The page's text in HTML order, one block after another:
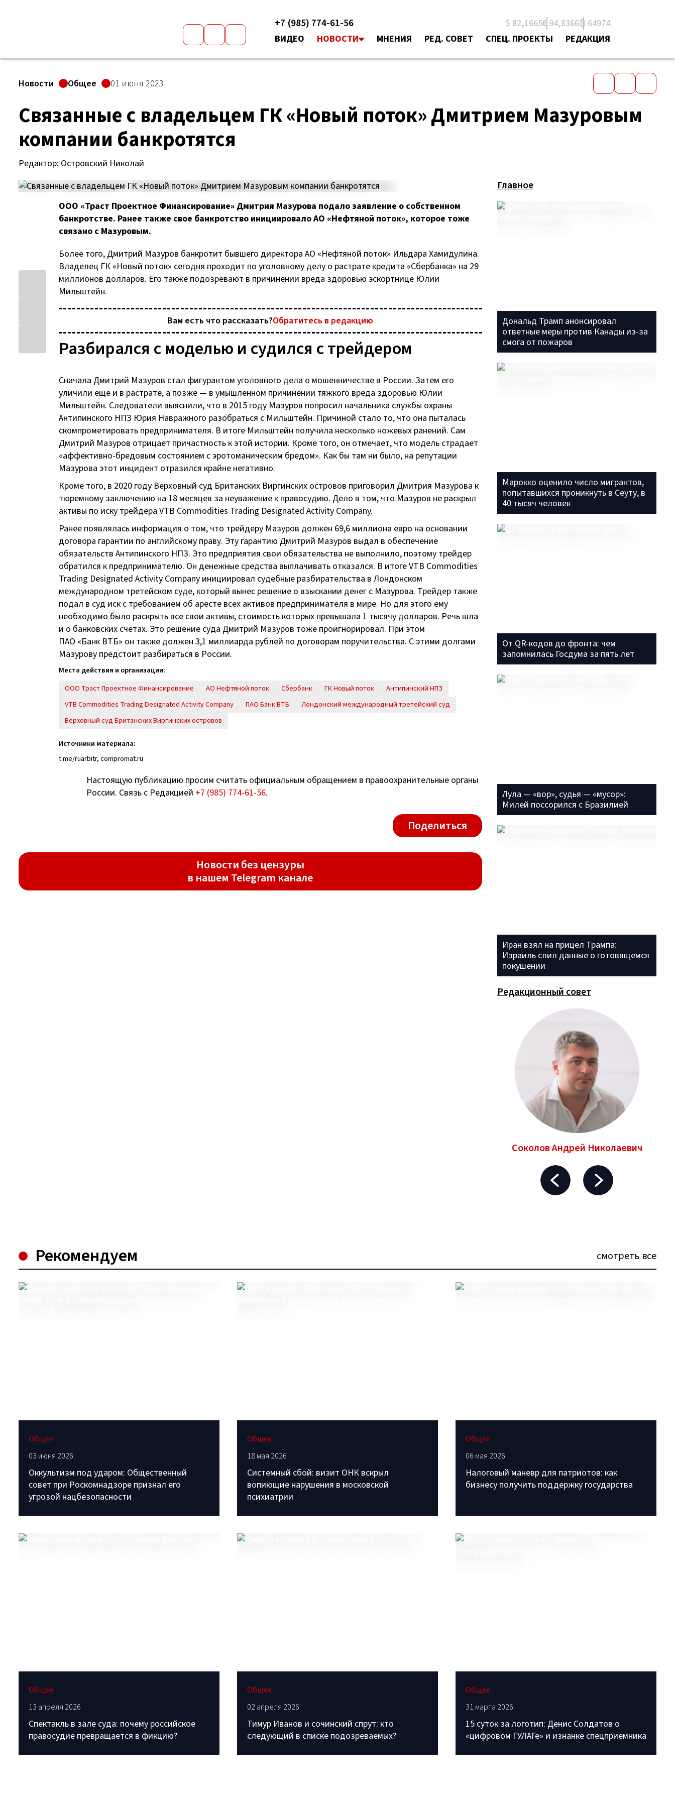
+7 (985) 774-61-56 $ 82,1665€ 94,8366₿ 64974
ВИДЕО
НОВОСТИ СПЕЦ. ПРОЕКТЫ РЕДАКЦИЯ
МНЕНИЯ РЕД. СОВЕТ
Новости Общее 01 июня 2023
Связанные с владельцем ГК «Новый поток» Дмитрием Мазуровым
компании банкротятся
Редактор: Островский Николай
ООО «Траст Проектное Финансирование» Дмитрия Мазурова подало заявление о собственном
банкротстве. Ранее также свое банкротство инициировалоАО «Нефтяной поток», которое тоже
связано с Мазуровым.
Более того, Дмитрий Мазуров банкротит бывшего директора АО «Нефтяной поток» Ильдара Хамидулина.
Владелец ГК «Новый поток» сегодня проходит по уголовному делу о растрате кредита «Сбербанка» на 29
миллионов долларов. Его также подозревают в причинении вреда здоровью эскортнице Юлии
Мильштейн.
Разбирался с моделью и судился с трейдером
Сначала Дмитрий Мазуров стал фигурантом уголовного дела о мошенничестве в России. Затем его
уличили еще и в растрате, а позже — в умышленном причинении тяжкого вреда здоровью Юлии
Мильштейн. Следователи выяснили, что в 2015 году Мазуров попросил начальника службы охраны
Антипинского НПЗ Юрия Навражного разобраться с Мильштейн. Причиной стало то, что она пыталась
скомпрометировать предпринимателя. В итоге Мильштейн получила несколько ножевых ранений. Сам
Дмитрий Мазуров отрицает причастность к этой истории. Кроме того, он отмечает, что модель страдает
«аффективно-бредовым состоянием с эротоманическим бредом». Как бы там ни было, на репутации
Мазурова этот инцидент отразился крайне негативно.
Кроме того, в 2020 году Верховный суд Британских Виргинских островов приговорил Дмитрия Мазурова к
тюремному заключению на 18 месяцев за неуважение к правосудию. Дело в том, что Мазуров не раскрыл
активы по иску трейдера VTB Commodities Trading Designated Activity Company.
Ранее появлялась информация о том, что трейдеру Мазуров должен 69,6 миллиона евро на основании
договора гарантии по английскому праву. Эту гарантию Дмитрий Мазуров выдал в обеспечение
обязательств Антипинского НПЗ. Это предприятия свои обязательства не выполнило, поэтому трейдер
обратился к предпринимателю. Он денежные средства выплачивать отказался. В итоге VTB Commodities
Trading Designated Activity Company инициировал судебные разбирательства в Лондонском
международном третейском суде, который вынес решение о взыскании денег с Мазурова. Трейдер также
подал в суд иск с требованием об аресте всех активов предпринимателя в мире. Но для этого ему
необходимо было раскрыть все свои активы, стоимость которых превышала 1 тысячу долларов. Речь шла
и о банковских счетах. Это решение суда Дмитрий Мазуров тоже проигнорировал. При этом
ПАО «Банк ВТБ» он также должен 3,1 миллиарда рублей по договорам поручительства. С этими долгами
Мазурову предстоит разбираться в России.
Вам есть что рассказать?Обратитесь в редакцию
Места действия и организации:
ООО Траст Проектное Финансирование
АО Нефтяной поток Сбербанк ГК Новый поток
Антипинский НПЗ
VTB Commodities Trading Designated Activity Company
ПАО Банк ВТБ
Лондонский международный третейский суд
Верховный суд Британских Виргинских островов
Источники материала:
t.me/ruarbitr, compromat.ru
Настоящую публикацию просим считать официальным обращением в правоохранительные органы
России. Связь с Редакцией +7 (985) 774-61-56.
Поделиться
Новости без цензуры
в нашем Telegram канале
Главное
Дональд Трамп анонсировал
ответные меры против Канады из-за
смога от пожаров
Марокко оценило число мигрантов,
попытавшихся проникнуть в Сеуту, в
40 тысяч человек
От QR-кодов до фронта: чем
запомнилась Госдума за пять лет
Лула — «вор», судья — «мусор»:
Милей поссорился с Бразилией
Иран взял на прицел Трампа:
Израиль слил данные о готовящемся
покушении
Редакционный совет
Соколов Андрей Николаевич
Рекомендуем смотреть все
Общее
03 июня 2026
Оккультизм под ударом: Общественный
совет при Роскомнадзоре признал его
угрозой нацбезопасности
Общее
18 мая 2026
Системный сбой: визит ОНК вскрыл
вопиющие нарушения в московской
психиатрии
Общее
06 мая 2026
Налоговый маневр для патриотов: как
бизнесу получить поддержку государства
Общее
13 апреля 2026
Спектакль в зале суда: почему российское
правосудие превращается в фикцию?
Общее
02 апреля 2026
Тимур Иванов и сочинский спрут: кто
следующий в списке подозреваемых?
Общее
31 марта 2026
15 суток за логотип: Денис Солдатов о
«цифровом ГУЛАГе» и изнанке спецприемника